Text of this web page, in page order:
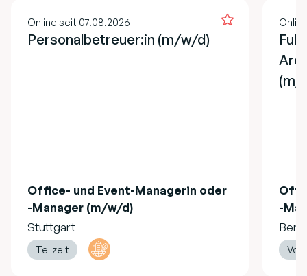
Online seit 07.08.2026
Personalbetreuer:in (m/w/d)
Office- und Event-Managerin oder
-Manager (m/w/d)
Stuttgart
Teilzeit
Full
(m/
-